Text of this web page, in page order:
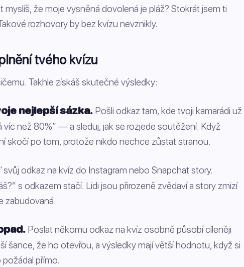
myslíš, že moje vysněná dovolená je pláž? Stokrát jsem ti
rozhovory by bez kvízu nevznikly.
tvého kvízu
Takhle získáš skutečné výsledky:
nejlepší sázka. Pošli odkaz tam, kde tvoji kamarádi už
než 80%” — a sleduj, jak se rozjede soutěžení. Když
skočí po tom, protože nikdo nechce zůstat stranou.
svůj odkaz na kvíz do Instagram nebo Snapchat story.
s odkazem stačí. Lidi jsou přirozeně zvědaví a story zmizí
zabudovaná.
Poslat někomu odkaz na kvíz osobně působí cíleněji
šance, že ho otevřou, a výsledky mají větší hodnotu, když si
přímo.